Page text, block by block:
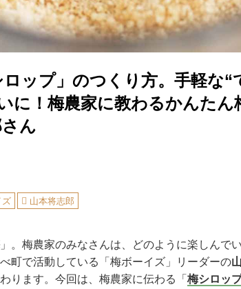
ップ」のつくり方。手軽な“
に！梅農家に教わるかんたん
ん
ズ 山本将志郎
」。梅農家のみなさんは、どのように楽しんで
町で活動している「梅ボーイズ」リーダーの
ります。今回は、梅農家に伝わる「 梅シロッ